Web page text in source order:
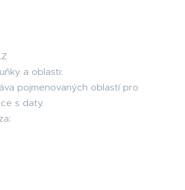
a oblasti:
pojmenovaných oblastí pro
s daty.